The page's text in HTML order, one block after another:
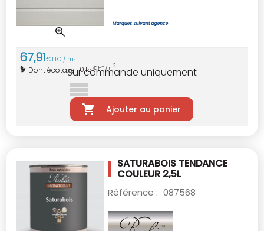
67,91€TTC / m2
Dont écotaxe :0,15€ HT / m2
Sur commande uniquement
Ajouter au panier
SATURABOIS TENDANCE
COULEUR 2,5L
Référence : 087568